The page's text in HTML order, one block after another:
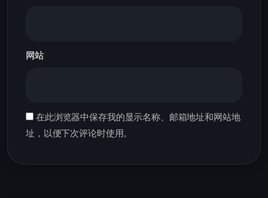
网站
在此浏览器中保存我的显示名称、邮箱地址和网站地
址，以便下次评论时使用。